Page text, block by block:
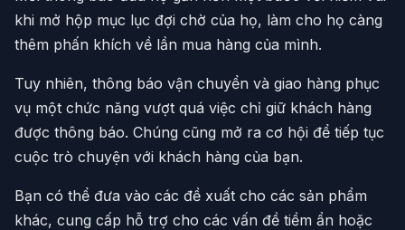
khi mở hộp mục lục đợi chờ của họ, làm cho họ càng
thêm phấn khích về lần mua hàng của mình.
Tuy nhiên, thông báo vận chuyển và giao hàng phục
vụ một chức năng vượt quá việc chỉ giữ khách hàng
được thông báo. Chúng cũng mở ra cơ hội để tiếp tục
cuộc trò chuyện với khách hàng của bạn.
Bạn có thể đưa vào các đề xuất cho các sản phẩm
khác, cung cấp hỗ trợ cho các vấn đề tiềm ẩn hoặc